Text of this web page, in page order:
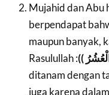
Mujahid dan Abu
berpendapat
maupun banyak,
Rasulullah :
ditanam dengan
juga karena